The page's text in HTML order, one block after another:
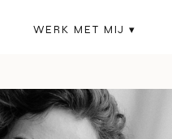
WERK MET MIJ ▾